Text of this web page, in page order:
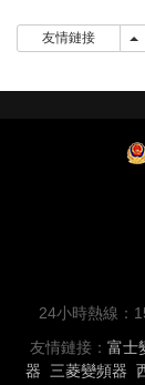
友情鏈接
24小時熱線：
友情鏈接： 富士
器
三菱變頻器